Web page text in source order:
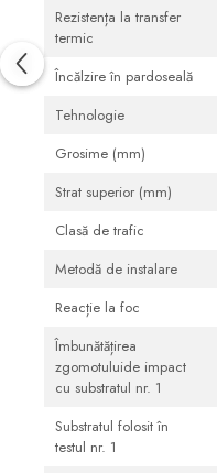
Rezistența la transfer
termic
Încălzire în pardoseală
Tehnologie
Grosime (mm)
Strat superior (mm)
Clasă de trafic
Metodă de instalare
Reacție la foc
Îmbunătățirea
zgomotuluide impact
cu substratul nr. 1
Substratul folosit în
testul nr. 1